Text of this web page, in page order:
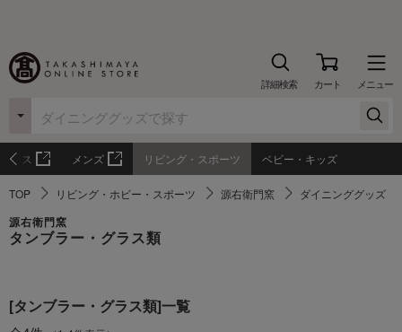
詳細検索 カート メニュー
ース メンズ リビング・スポーツ ベビー・キッズ
TOP リビング・ホビー・スポーツ 源右衛門窯 ダイニンググッズ
源右衛門窯
タンブラー・グラス類
[タンブラー・グラス類]一覧